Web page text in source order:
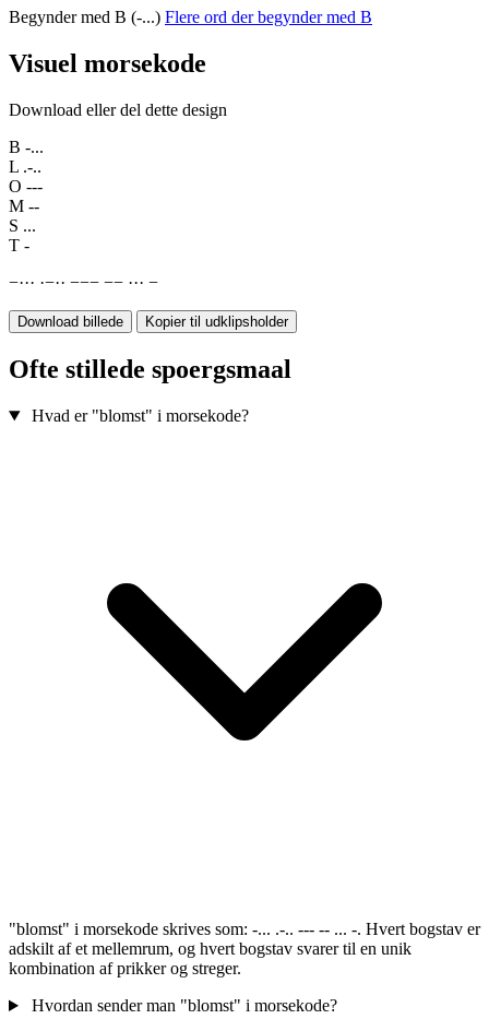
Begynder med B (-...) Flere ord der begynder med B
Visuel morsekode
Download eller del dette design
B -...
L .-..
O ---
M --
S ...
T -
−··· ·−·· −−− −− ··· −
Download billede Kopier til udklipsholder
Ofte stillede spoergsmaal
Hvad er "blomst" i morsekode?
"blomst" i morsekode skrives som: -... .-.. --- -- ... -. Hvert bogstav er
adskilt af et mellemrum, og hvert bogstav svarer til en unik
kombination af prikker og streger.
Hvordan sender man "blomst" i morsekode?